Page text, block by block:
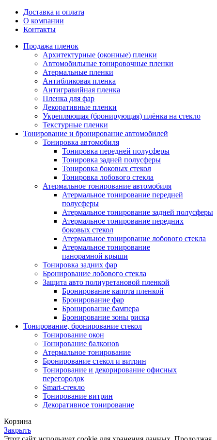
Доставка и оплата
О компании
Контакты
Продажа пленок
Архитектурные (оконные) пленки
Автомобильные тонировочные пленки
Атермальные пленки
Антибликовая пленка
Антигравийная пленка
Пленка для фар
Декоративные пленки
Укрепляющая (бронирующая) плёнка на стекло
Текстурные пленки
Тонирование и бронирование автомобилей
Тонировка автомобиля
Тонировка передней полусферы
Тонировка задней полусферы
Тонировка боковых стекол
Тонировка лобового стекла
Атермальное тонирование автомобиля
Атермальное тонирование передней
полусферы
Атермальное тонирование задней полусферы
Атермальное тонирование передних
боковых стекол
Атермальное тонирование лобового стекла
Атермальное тонирование
панорамной крыши
Тонировка задних фар
Бронирование лобового стекла
Защита авто полиуретановой пленкой
Бронирование капота пленкой
Бронирование фар
Бронирование бампера
Бронирование зоны риска
Тонирование, бронирование стекол
Тонирование окон
Тонирование балконов
Атермальное тонирование
Бронирование стекол и витрин
Тонирование и декорирование офисных
перегородок
Smart-стекло
Тонирование витрин
Декоративное тонирование
Корзина
Закрыть